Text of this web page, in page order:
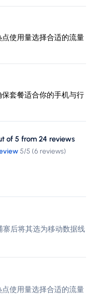
使用量选择合适的流量
套餐适合你的手机与行
of 5 from 24 reviews
5/5 (6 reviews)
寨后将其选为移动数据线
使用量选择合适的流量